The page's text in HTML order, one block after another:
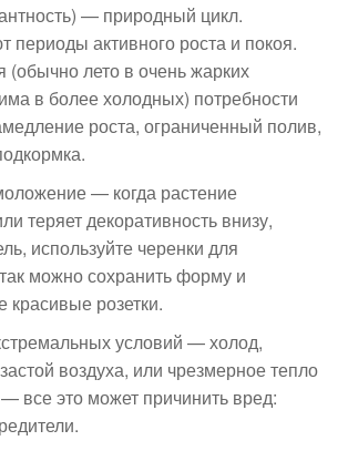
— природный цикл.
активного роста и покоя.
(обычно лето в очень жарких
в более холодных) потребности
роста, ограниченный полив,
— когда растение
теряет декоративность внизу,
используйте черенки для
можно сохранить форму и
красивые розетки.
условий — холод,
воздуха, или чрезмерное тепло
все это может причинить вред: